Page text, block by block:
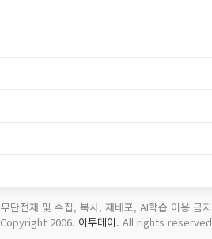
무단전재 및 수집, 복사, 재배포, AI학습 이용 금지
Copyright 2006. 이투데이. All rights reserved